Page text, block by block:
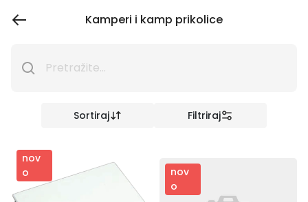
Kamperi i kamp prikolice
Sortiraj Filtriraj
nov
o
nov
o